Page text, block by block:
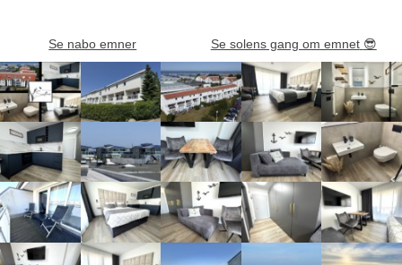
Se nabo emner Se solens gang om emnet 😎